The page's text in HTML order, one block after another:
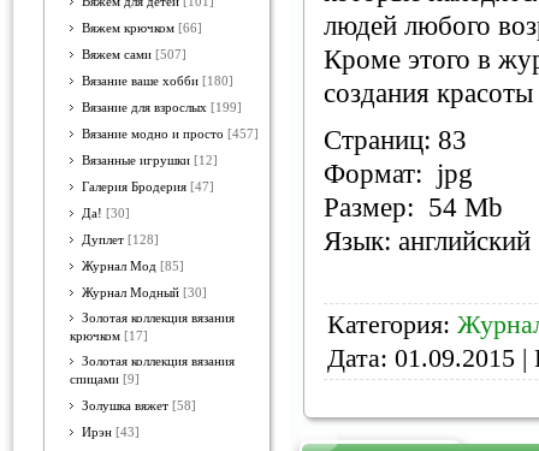
Вяжем крючком [66]
Вяжем сами [507]
Вязание ваше хобби [180]
Вязание для взрослых [199]
Вязание модно и просто [457]
Вязанные игрушки [12]
Галерия Бродерия [47]
Да! [30]
Дуплет [128]
Журнал Мод [85]
Журнал Модный [30]
Золотая коллекция вязания
крючком [17]
Золотая коллекция вязания
спицами [9]
Золушка вяжет [58]
Ирэн [43]
людей любого
Кроме этого в
создания
Страниц: 83
Формат: jpg
Размер: 54 Mb
Язык: английский
Категория:
Дата: 01.09.2015 |